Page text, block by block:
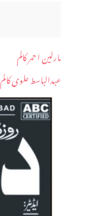
مارلین ا حمر کالم
عبدالباسط علوی کالم